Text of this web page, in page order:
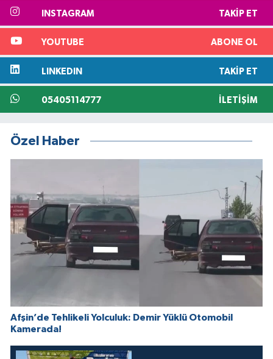
INSTAGRAM TAKIP ET
YOUTUBE ABONE OL
LINKEDIN TAKIP ET
05405114777 İLETIŞIM
Özel Haber
Afşin’de Tehlikeli Yolculuk: Demir Yüklü Otomobil
Kamerada!